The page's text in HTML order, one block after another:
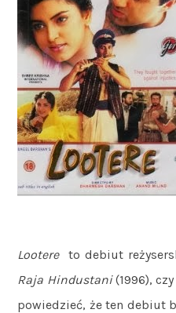
Lootereto debiut
Raja Hindustani(1996), czy
powiedzieć, że ten debiut